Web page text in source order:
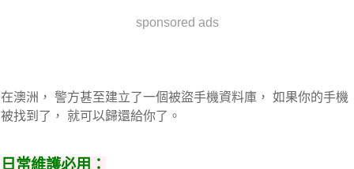
sponsored ads
在澳洲， 警方甚至建立了一個被盜手機資料庫， 如果你的手機
被找到了， 就可以歸還給你了。
日常維護必用：